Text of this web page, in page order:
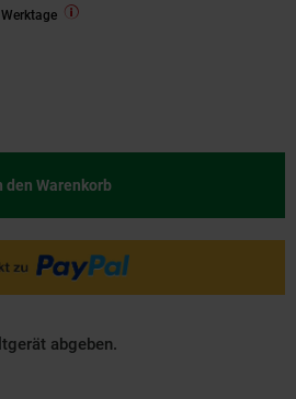
den Warenkorb
abgeben.